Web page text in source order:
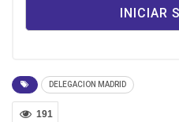
DELEGACION MADRID
191